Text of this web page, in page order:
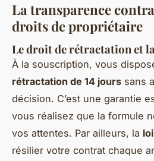
La transparence
droits de propriétaire
Le droit de rétractation et
À la souscription, vous
rétractation de 14 jours sans
décision. C’est une garantie
vous réalisez que la formule
vos attentes. Par ailleurs, la
résilier votre contrat chaque